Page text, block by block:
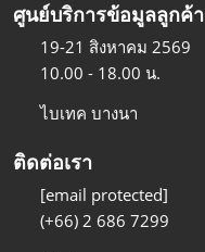
ศูนย์บริการข้อมูลลูกค้า
19-21 สิงหาคม 2569
10.00 - 18.00 น.
ไบเทค บางนา
ติดต่อเรา
[email protected]
(+66) 2 686 7299